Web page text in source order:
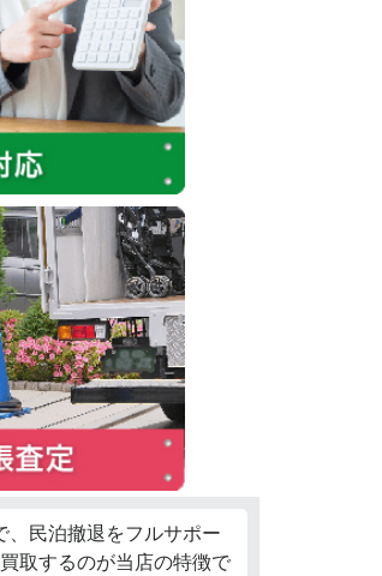
民泊撤退をフルサポー
取するのが当店の特徴で